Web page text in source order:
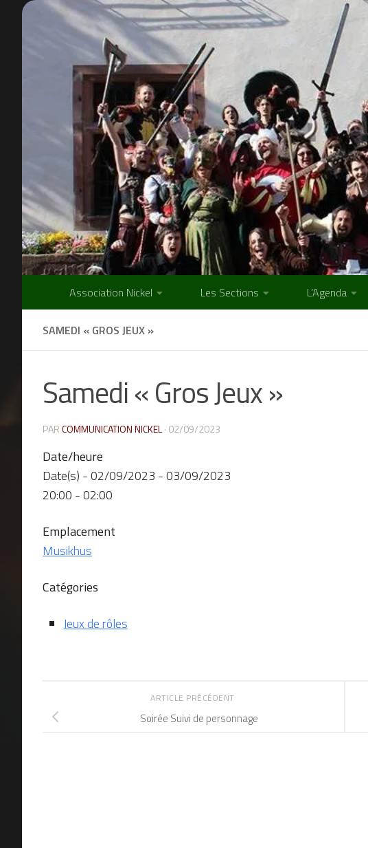
Skip to content
Association Nickel Les Sections L’Agenda
SAMEDI « GROS JEUX »
Samedi « Gros Jeux »
PARCOMMUNICATION NICKEL· 02/09/2023
Date/heure
Date(s) - 02/09/2023 - 03/09/2023
20:00 - 02:00
Emplacement
Musikhus
Catégories
Jeux de rôles
ARTICLE PRÉCÉDENT
Soirée Suivi de personnage